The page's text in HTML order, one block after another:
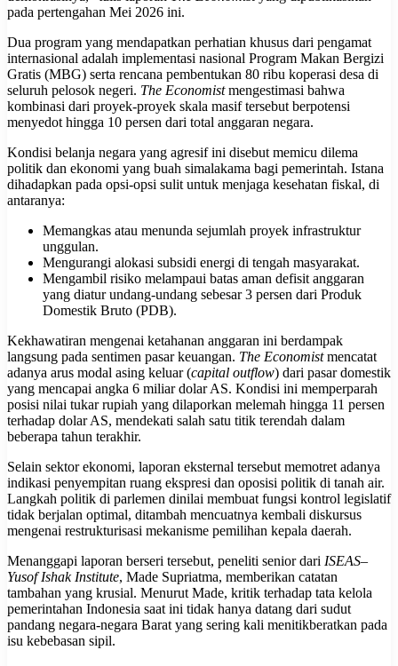
pada pertengahan Mei 2026 ini.
Dua program yang mendapatkan perhatian khusus dari pengamat
internasional adalah implementasi nasional Program Makan Bergizi
Gratis (MBG) serta rencana pembentukan 80 ribu koperasi desa di
seluruh pelosok negeri. The Economistmengestimasi bahwa
kombinasi dari proyek-proyek skala masif tersebut berpotensi
menyedot hingga 10 persen dari total anggaran negara.
Kondisi belanja negara yang agresif ini disebut memicu dilema
politik dan ekonomi yang buah simalakama bagi pemerintah. Istana
dihadapkan pada opsi-opsi sulit untuk menjaga kesehatan fiskal, di
antaranya:
Memangkas atau menunda sejumlah proyek infrastruktur
unggulan.
Mengurangi alokasi subsidi energi di tengah masyarakat.
Mengambil risiko melampaui batas aman defisit anggaran
yang diatur undang-undang sebesar 3 persen dari Produk
Domestik Bruto (PDB).
Kekhawatiran mengenai ketahanan anggaran ini berdampak
langsung pada sentimen pasar keuangan. The Economistmencatat
adanya arus modal asing keluar (capital outflow) dari pasar domestik
yang mencapai angka 6 miliar dolar AS. Kondisi ini memperparah
posisi nilai tukar rupiah yang dilaporkan melemah hingga 11 persen
terhadap dolar AS, mendekati salah satu titik terendah dalam
beberapa tahun terakhir.
Selain sektor ekonomi, laporan eksternal tersebut memotret adanya
indikasi penyempitan ruang ekspresi dan oposisi politik di tanah air.
Langkah politik di parlemen dinilai membuat fungsi kontrol legislatif
tidak berjalan optimal, ditambah mencuatnya kembali diskursus
mengenai restrukturisasi mekanisme pemilihan kepala daerah.
Menanggapi laporan berseri tersebut, peneliti senior dari ISEAS–
Yusof Ishak Institute, Made Supriatma, memberikan catatan
tambahan yang krusial. Menurut Made, kritik terhadap tata kelola
pemerintahan Indonesia saat ini tidak hanya datang dari sudut
pandang negara-negara Barat yang sering kali menitikberatkan pada
isu kebebasan sipil.